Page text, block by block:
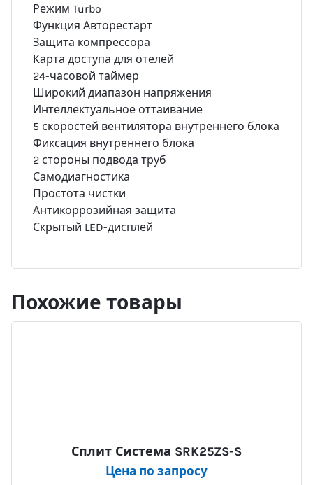
Режим Turbo
Функция Авторестарт
Защита компрессора
Карта доступа для отелей
24-часовой таймер
Широкий диапазон напряжения
Интеллектуальное оттаивание
5 скоростей вентилятора внутреннего блока
Фиксация внутреннего блока
2 стороны подвода труб
Самодиагностика
Простота чистки
Антикоррозийная защита
Скрытый LED-дисплей
Похожие товары
Сплит Система SRK25ZS-S
Цена по запросу